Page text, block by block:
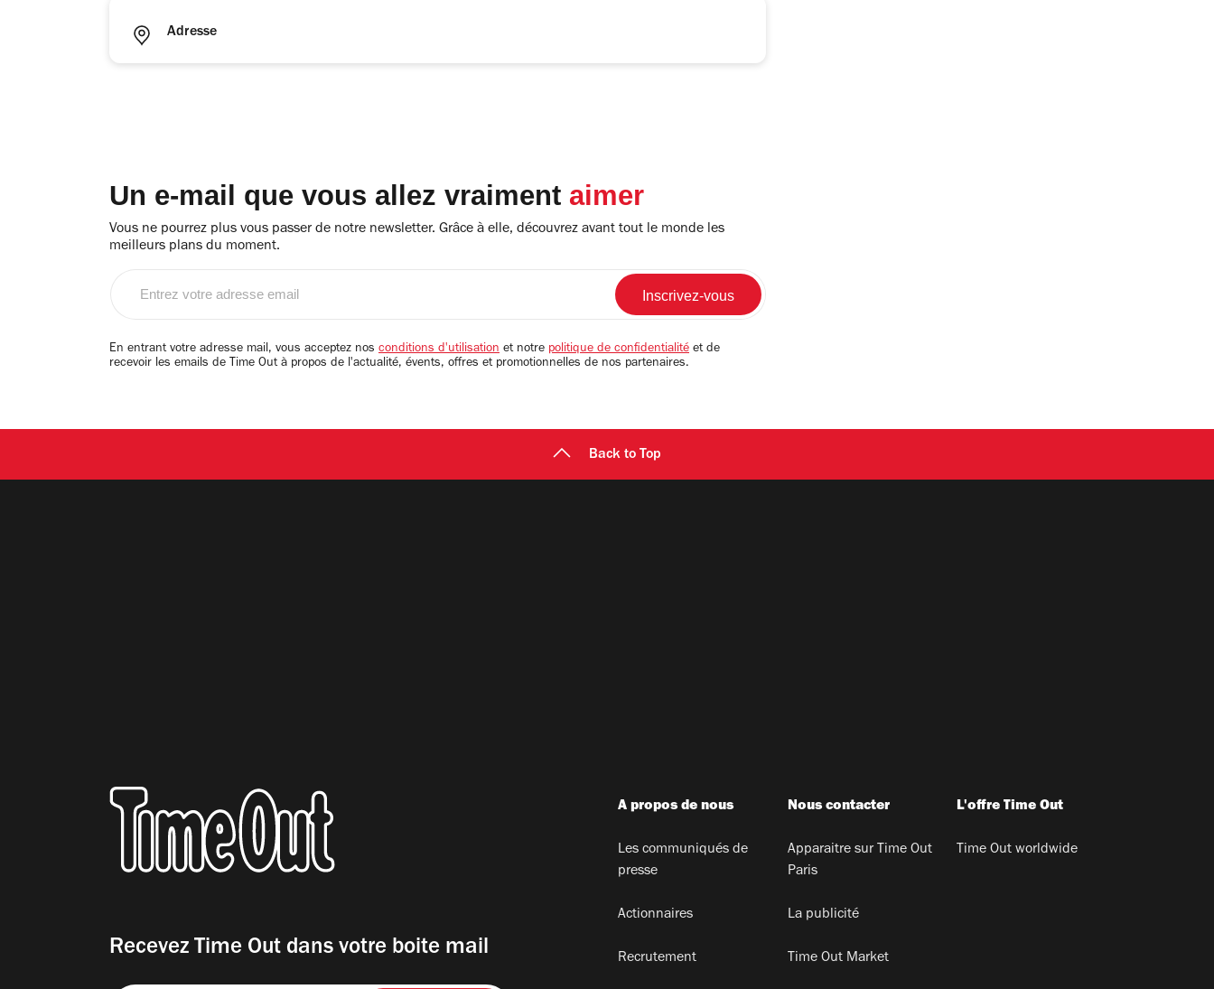
Adresse
Un e-mail que vous allez vraiment aimer
Vous ne pourrez plus vous passer de notre newsletter. Grâce à elle, découvrez avant tout le monde les
meilleurs plans du moment.
email
En entrant votre adresse mail, vous acceptez nos conditions d'utilisation et notre politique de confidentialité et de
recevoir les emails de Time Out à propos de l'actualité, évents, offres et promotionnelles de nos partenaires.
Back to Top
Recevez Time Out dans votre boite mail
A propos de nous
Les communiqués de
presse
Actionnaires
Recrutement
Nous contacter
Apparaitre sur Time Out
Paris
La publicité
Time Out Market
L'offre Time Out
Time Out worldwide